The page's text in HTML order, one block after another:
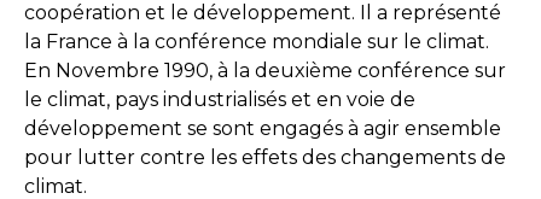
coopération et le développement. Il a représenté
la France à la conférence mondiale sur le climat.
En Novembre 1990, à la deuxième conférence sur
le climat, pays industrialisés et en voie de
développement se sont engagés à agir ensemble
pour lutter contre les effets des changements de
climat.